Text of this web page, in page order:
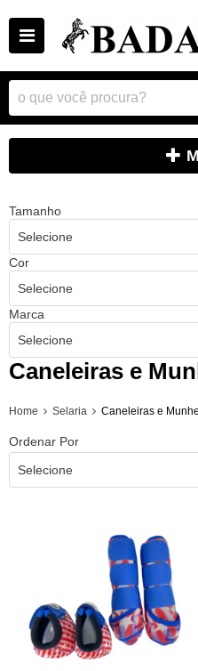
Tamanho
Selecione
Cor
Selecione
Marca
Selecione
Caneleiras e
Home Selaria Caneleiras e
Ordenar Por
Selecione